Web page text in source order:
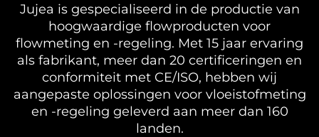
Jujea is gespecialiseerd in de productie van
hoogwaardige flowproducten voor
flowmeting en -regeling. Met 15 jaar ervaring
als fabrikant, meer dan 20 certificeringen en
conformiteit met CE/ISO, hebben wij
aangepaste oplossingen voor vloeistofmeting
en -regeling geleverd aan meer dan 160
landen.